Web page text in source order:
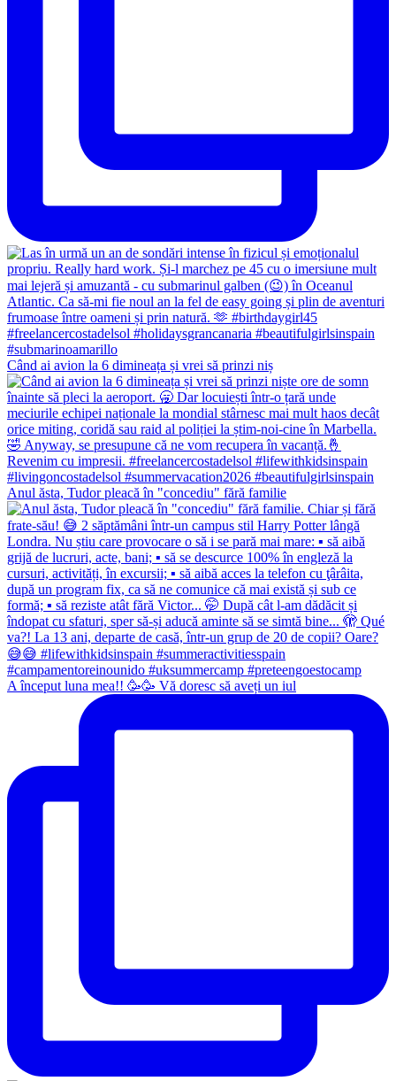
Când ai avion la 6 dimineața și vrei să prinzi niș
Anul ăsta, Tudor pleacă în "concediu" fără familie
A început luna mea!! 🥳🥳 Vă doresc să aveți un iul